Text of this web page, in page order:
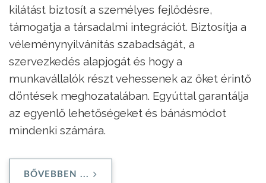
kilátást biztosít a személyes fejlődésre,
támogatja a társadalmi integrációt. Biztosítja a
véleménynyilvánítás szabadságát, a
szervezkedés alapjogát és hogy a
munkavállalók részt vehessenek az őket érintő
döntések meghozatalában. Egyúttal garantálja
az egyenlő lehetőségeket és bánásmódot
mindenki számára.
BŐVEBBEN ...